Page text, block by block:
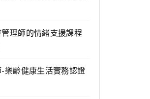
理師的情緒支援課程
樂齡健康生活實務認證